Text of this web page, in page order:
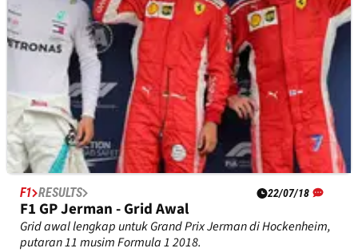
F1 RESULTS 22/07/18
F1 GP Jerman - Grid Awal
Grid awal lengkap untuk Grand Prix Jerman di Hockenheim,
putaran 11 musim Formula 1 2018.